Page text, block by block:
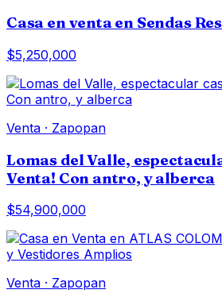
Casa en venta en Sendas
$5,250,000
Venta · Zapopan
Lomas del Valle,
Venta! Con antro, y alberca
$54,900,000
Venta · Zapopan